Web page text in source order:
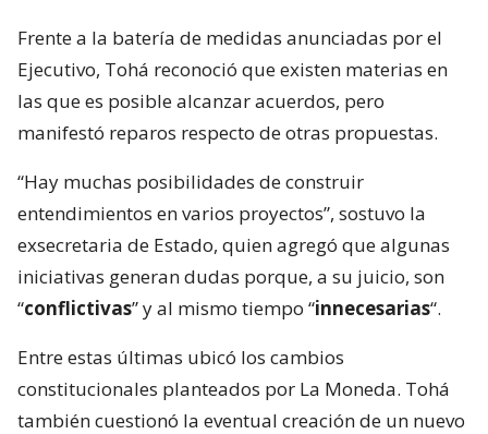
Frente a la batería de medidas anunciadas por el
Ejecutivo, Tohá reconoció que existen materias en
las que es posible alcanzar acuerdos, pero
manifestó reparos respecto de otras propuestas.
“Hay muchas posibilidades de construir
entendimientos en varios proyectos”, sostuvo la
exsecretaria de Estado, quien agregó que algunas
iniciativas generan dudas porque, a su juicio, son
“conflictivas” y al mismo tiempo “innecesarias“.
Entre estas últimas ubicó los cambios
constitucionales planteados por La Moneda. Tohá
también cuestionó la eventual creación de un nuevo